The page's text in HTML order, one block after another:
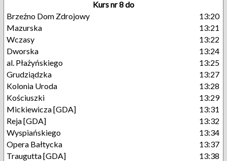
Kurs nr 8 do
Brzeźno Dom Zdrojowy
13:20
Mazurska
13:21
Wczasy
13:22
Dworska
13:24
al. Płażyńskiego
13:25
Grudziądzka
13:27
Kolonia Uroda
13:28
Kościuszki
13:29
Mickiewicza [GDA]
13:31
Reja [GDA]
13:32
Wyspiańskiego
13:34
Opera Bałtycka
13:37
Traugutta [GDA]
13:38